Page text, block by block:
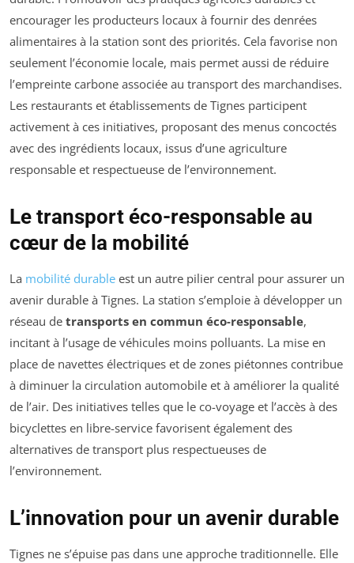
encourager les producteurs locaux à fournir des denrées
alimentaires à la station sont des priorités. Cela favorise non
seulement l’économie locale, mais permet aussi de réduire
l’empreinte carbone associée au transport des marchandises.
Les restaurants et établissements de Tignes participent
activement à ces initiatives, proposant des menus concoctés
avec des ingrédients locaux, issus d’une agriculture
responsable et respectueuse de l’environnement.
Le transport éco-responsable au
cœur de la mobilité
La mobilité durable est un autre pilier central pour assurer un
avenir durable à Tignes. La station s’emploie à développer un
réseau de transports en commun éco-responsable,
incitant à l’usage de véhicules moins polluants. La mise en
place de navettes électriques et de zones piétonnes contribue
à diminuer la circulation automobile et à améliorer la qualité
de l’air. Des initiatives telles que le co-voyage et l’accès à des
bicyclettes en libre-service favorisent également des
alternatives de transport plus respectueuses de
l’environnement.
L’innovation pour un avenir durable
Tignes ne s’épuise pas dans une approche traditionnelle. Elle